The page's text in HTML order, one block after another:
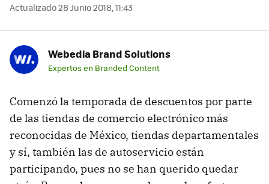
Actualizado 28 Junio 2018, 11:43
Webedia Brand Solutions
Expertos en Branded Content
Comenzó la temporada de descuentos por parte
de las tiendas de comercio electrónico más
reconocidas de México, tiendas departamentales
y sí, también las de autoservicio están
participando, pues no se han querido quedar